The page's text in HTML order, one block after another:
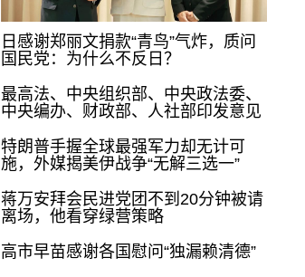
日感谢郑丽文捐款“青鸟”气炸，质问
国民党：为什么不反日？
最高法、中央组织部、中央政法委、
中央编办、财政部、人社部印发意见
特朗普手握全球最强军力却无计可
施，外媒揭美伊战争“无解三选一”
蒋万安拜会民进党团不到20分钟被请
离场，他看穿绿营策略
高市早苗感谢各国慰问“独漏赖清德”